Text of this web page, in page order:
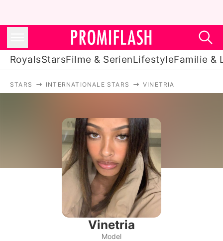
RoyalsStarsFilme & SerienLifestyleFamilie &
Filme & Serien
Lifestyle
Familie & Liebe
Promiflash Exklusiv
Alle Themen auf Promiflash
STARS INTERNATIONALE STARS VINETRIA
Vinetria
Model